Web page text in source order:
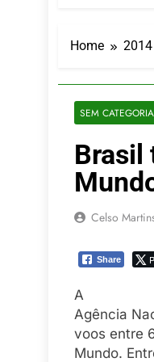
Home 2014
SEM CATEGORIA
Brasil
Celso
Share
A
Agência
voos entre
Mundo.